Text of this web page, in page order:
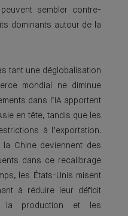
sembler contre-
dominants autour de la
tant une déglobalisation
mondial ne diminue
dans l’IA apportent
en tête, tandis que les
à l’exportation.
Chine deviennent des
dans ce recalibrage
les États-Unis misent
à réduire leur déficit
la production et les